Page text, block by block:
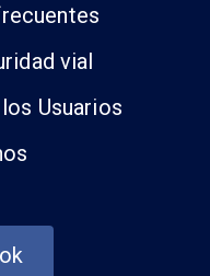
vial
Usuarios